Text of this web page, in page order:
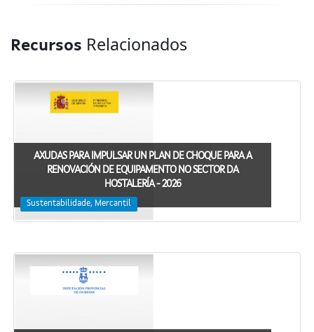
Recursos Relacionados
AXUDAS PARA IMPULSAR UN PLAN DE CHOQUE PARA A
RENOVACIÓN DE EQUIPAMENTO NO SECTOR DA
HOSTALERÍA - 2026
Sustentabilidade, Mercantil